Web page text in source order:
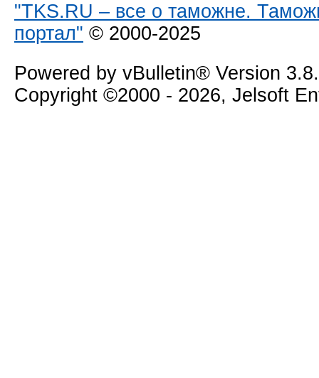
"TKS.RU – все о таможне.
портал" © 2000-2025
Powered by vBulletin® Version
Copyright ©2000 - 2026, Jelsoft